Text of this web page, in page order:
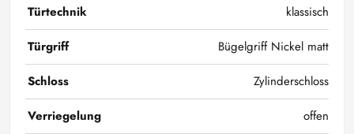
Türtechnik
klassisch
Türgriff
Bügelgriff Nickel matt
Schloss
Zylinderschloss
Verriegelung
offen